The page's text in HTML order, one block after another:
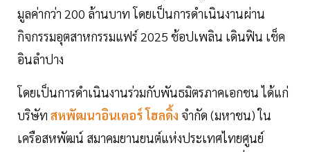
มูลค่ากว่า 200 ล้านบาท โดยเป็นการดำเนินงานผ่าน
กิจกรรมอุตสาหกรรมแฟร์ 2025 ช้อปเพลิน เดินฟิน เช็ค
อินลำปาง
โดยเป็นการดำเนินงานร่วมกับพันธมิตรภาคเอกชน ได้แก่
บริษัท สหพัฒนาอินเตอร์ โฮลดิ้ง จำกัด (มหาชน) ใน
เครือสหพัฒน์ สมาคมยานยนต์แห่งประเทศไทยศูนย์